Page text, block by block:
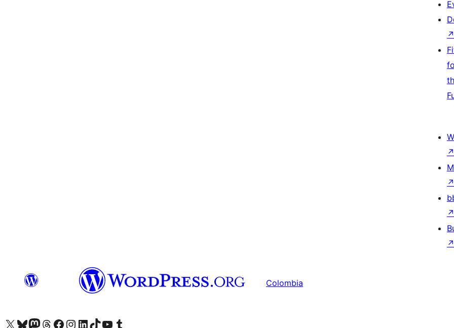
↗
↗
↗
↗
↗
Colombia
Visita nuestra cuenta de X (anteriormente Twitter)
Visita nuestra cuenta de Bluesky
Visita nuestra cuenta de Mastodon
Visita nuestra cuenta de Threads
Visita nuestra página de Facebook
Visita nuestra cuenta de Instagram
Visita nuestra cuenta de LinkedIn
Visita nuestra cuenta de TikTok
Visita nuestro canal de YouTube
Visita nuestra cuenta de Tumblr